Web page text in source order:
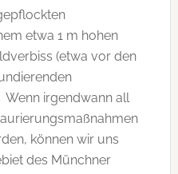
etwa 1 m hohen
(etwa vor den
irgendwann all
können wir uns
des Münchner